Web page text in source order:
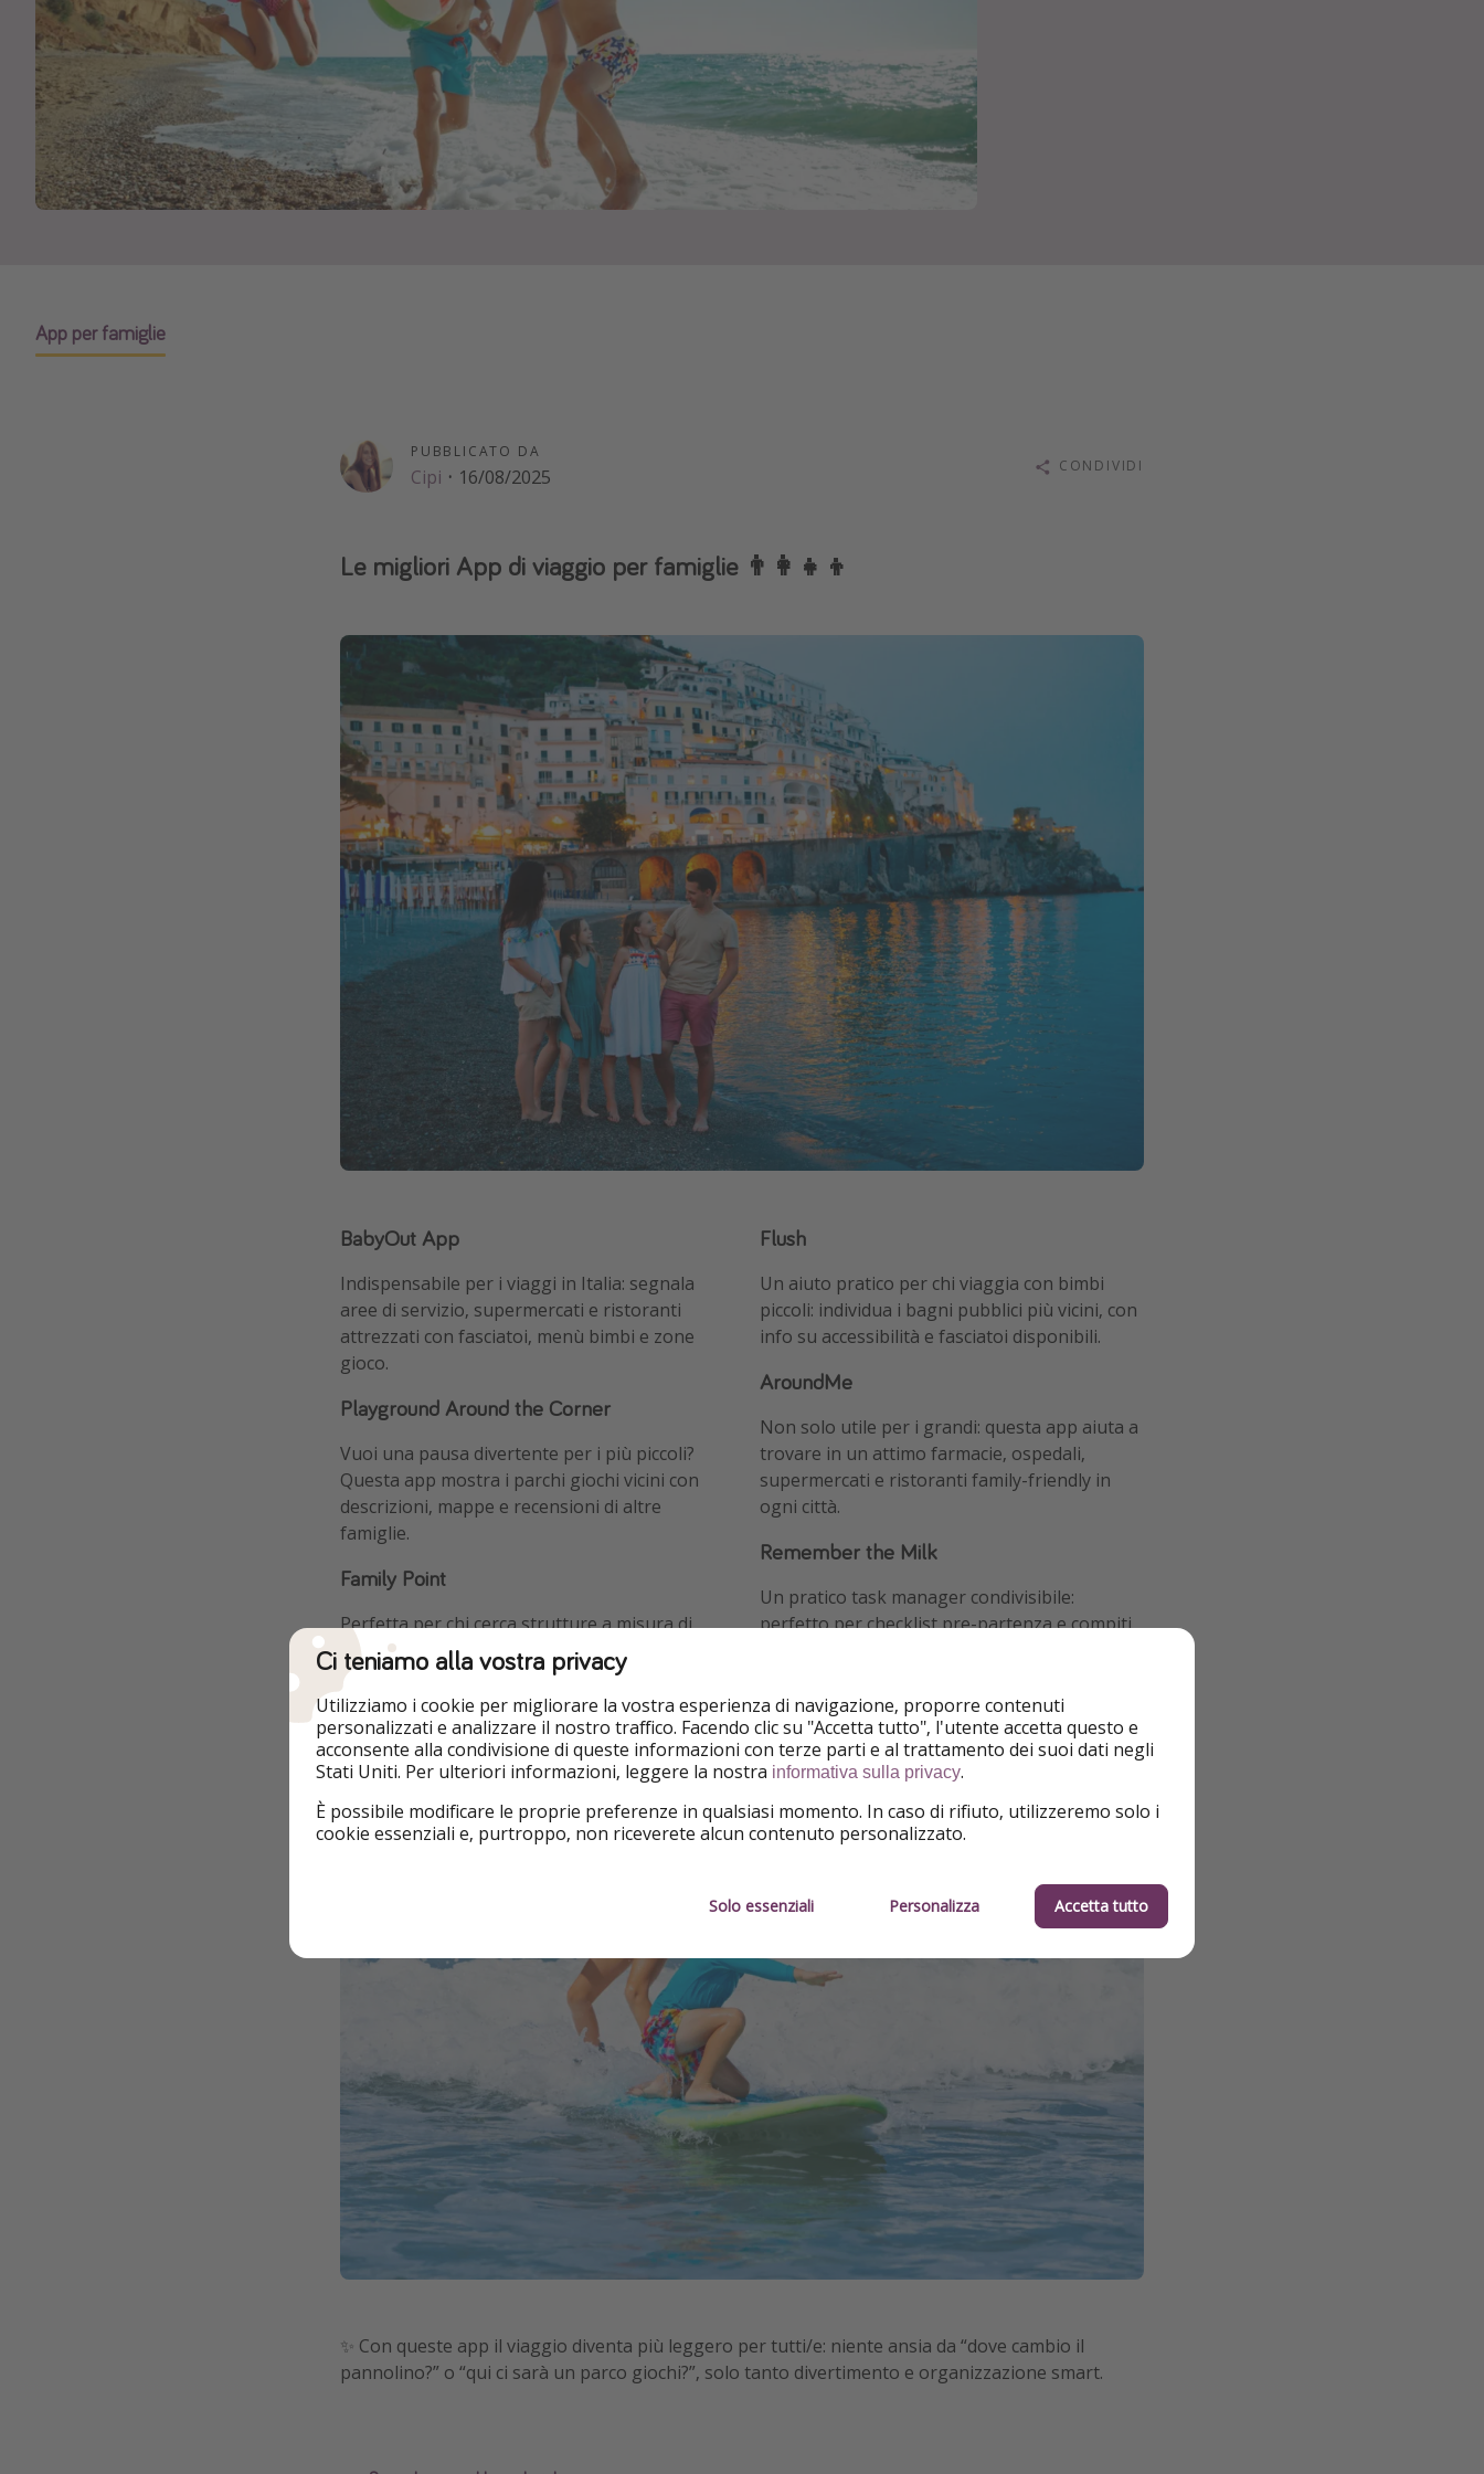
App per famiglie
PUBBLICATO DA
Cipi · 16/08/2025 CONDIVIDI
Le migliori App di viaggio per famiglie 👨‍👩‍👧‍👦
BabyOut App
Indispensabile per i viaggi in Italia: segnala
aree di servizio, supermercati e ristoranti
attrezzati con fasciatoi, menù bimbi e zone
gioco.
Playground Around the Corner
Vuoi una pausa divertente per i più piccoli?
Questa app mostra i parchi giochi vicini con
descrizioni, mappe e recensioni di altre
famiglie.
Family Point
Perfetta per chi cerca strutture a misura di
famiglia: ristoranti con spazi baby, agriturismi
attrezzati e attività pensate per i bambini.
Flush
Un aiuto pratico per chi viaggia con bimbi
piccoli: individua i bagni pubblici più vicini, con
info su accessibilità e fasciatoi disponibili.
AroundMe
Non solo utile per i grandi: questa app aiuta a
trovare in un attimo farmacie, ospedali,
supermercati e ristoranti family-friendly in
ogni città.
Remember the Milk
Un pratico task manager condivisibile:
perfetto per checklist pre-partenza e compiti
✨ Con queste app il viaggio diventa più leggero per tutti/e: niente ansia da “dove cambio il
pannolino?” o “qui ci sarà un parco giochi?”, solo tanto divertimento e organizzazione smart.
Ci teniamo alla vostra privacy
Utilizziamo i cookie per migliorare la vostra esperienza di navigazione, proporre contenuti
personalizzati e analizzare il nostro traffico. Facendo clic su "Accetta tutto", l'utente accetta questo e
acconsente alla condivisione di queste informazioni con terze parti e al trattamento dei suoi dati negli
Stati Uniti. Per ulteriori informazioni, leggere la nostra informativa sulla privacy.
È possibile modificare le proprie preferenze in qualsiasi momento. In caso di rifiuto, utilizzeremo solo i
cookie essenziali e, purtroppo, non riceverete alcun contenuto personalizzato.
Solo essenziali Personalizza Accetta tutto